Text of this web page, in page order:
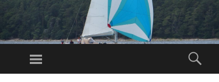
C
Just another
Menu